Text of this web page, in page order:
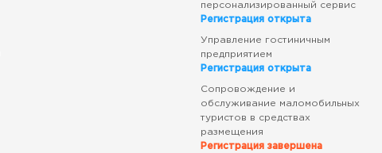
персонализированный сервис
Регистрация открыта
Управление гостиничным
предприятием
Регистрация открыта
Сопровождение и
обслуживание маломобильных
туристов в средствах
размещения
Регистрация завершена